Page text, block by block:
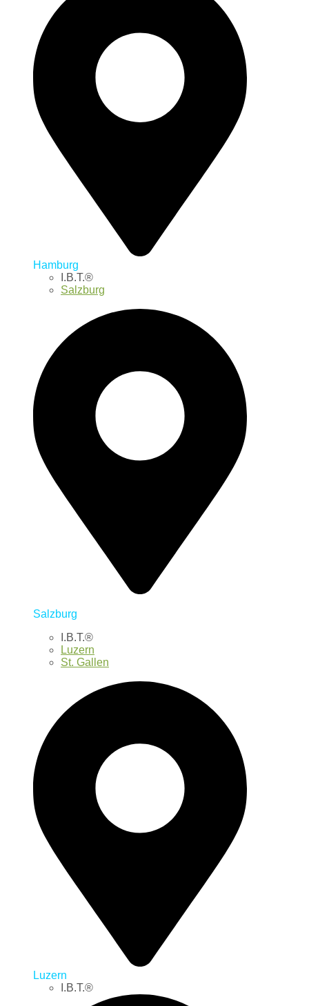
Hamburg
I.B.T.®
Salzburg
Salzburg
I.B.T.®
Luzern
St. Gallen
Luzern
I.B.T.®